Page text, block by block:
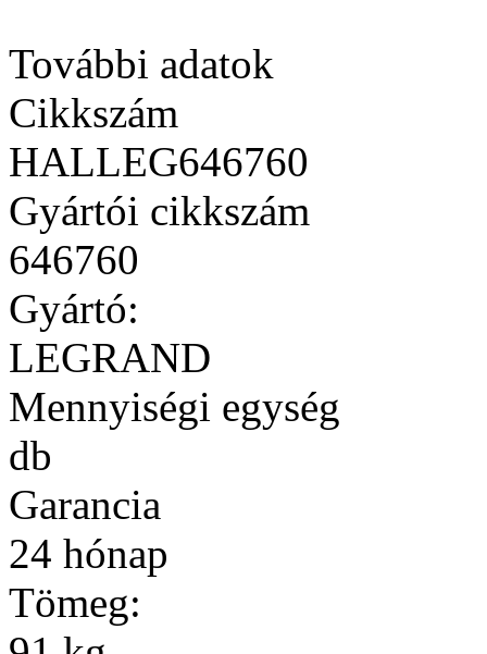
További adatok
Cikkszám
HALLEG646760
Gyártói cikkszám
646760
Gyártó:
LEGRAND
Mennyiségi egység
db
Garancia
24 hónap
Tömeg: